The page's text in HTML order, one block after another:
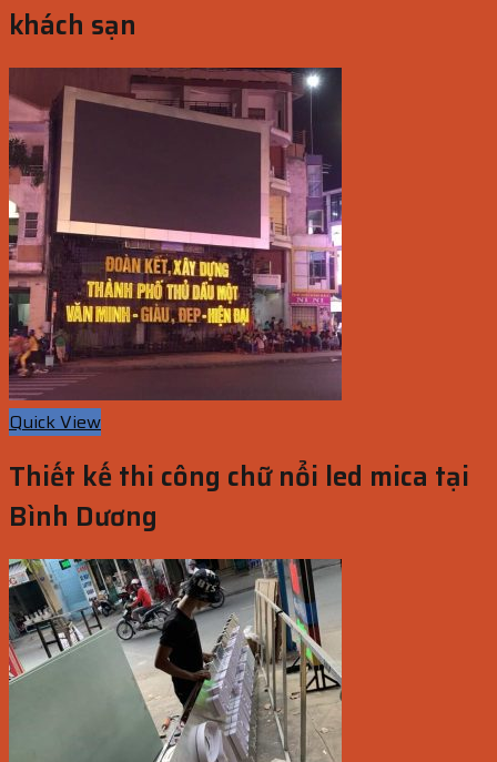
khách sạn
Quick View
Thiết kế thi công chữ nổi led mica tại
Bình Dương